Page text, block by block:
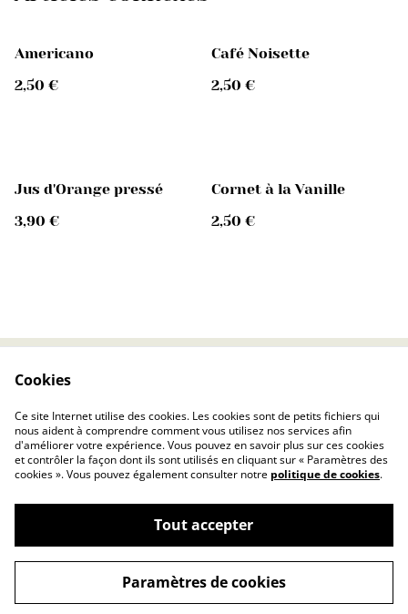
Americano
2,50 €
Café Noisette
2,50 €
Jus d'Orange pressé
3,90 €
Cornet à la Vanille
2,50 €
Politique de
confidentialité
Politique de cookies
©2026DONUTS COFFEE® Burger & Shake
powered by
Cookies
Ce site Internet utilise des cookies. Les cookies sont de petits fichiers qui
nous aident à comprendre comment vous utilisez nos services afin
d'améliorer votre expérience. Vous pouvez en savoir plus sur ces cookies
et contrôler la façon dont ils sont utilisés en cliquant sur « Paramètres des
cookies ». Vous pouvez également consulter notre politique de cookies.
Tout accepter
Paramètres de cookies